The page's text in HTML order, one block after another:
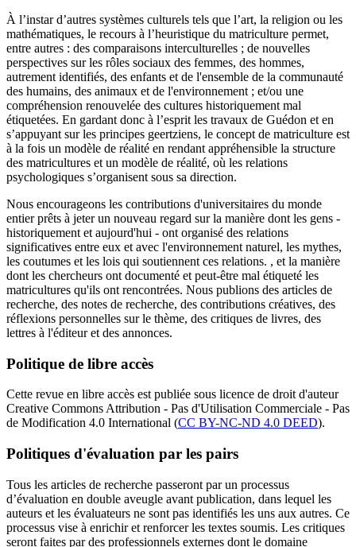
À l’instar d’autres systèmes culturels tels que l’art, la religion ou les
mathématiques, le recours à l’heuristique du matriculture permet,
entre autres : des comparaisons interculturelles ; de nouvelles
perspectives sur les rôles sociaux des femmes, des hommes,
autrement identifiés, des enfants et de l'ensemble de la communauté
des humains, des animaux et de l'environnement ; et/ou une
compréhension renouvelée des cultures historiquement mal
étiquetées. En gardant donc à l’esprit les travaux de Guédon et en
s’appuyant sur les principes geertziens, le concept de matriculture est
à la fois un modèle de réalité en rendant appréhensible la structure
des matricultures et un modèle de réalité, où les relations
psychologiques s’organisent sous sa direction.
Nous encourageons les contributions d'universitaires du monde
entier prêts à jeter un nouveau regard sur la manière dont les gens -
historiquement et aujourd'hui - ont organisé des relations
significatives entre eux et avec l'environnement naturel, les mythes,
les coutumes et les lois qui soutiennent ces relations. , et la manière
dont les chercheurs ont documenté et peut-être mal étiqueté les
matricultures qu'ils ont rencontrées. Nous publions des articles de
recherche, des notes de recherche, des contributions créatives, des
réflexions personnelles sur le thème, des critiques de livres, des
lettres à l'éditeur et des annonces.
Politique de libre accès
Cette revue en libre accès est publiée sous licence de droit d'auteur
Creative Commons Attribution - Pas d'Utilisation Commerciale - Pas
de Modification 4.0 International (CC BY-NC-ND 4.0 DEED).
Politiques d'évaluation par les pairs
Tous les articles de recherche passeront par un processus
d’évaluation en double aveugle avant publication, dans lequel les
auteurs et les évaluateurs ne sont pas identifiés les uns aux autres. Ce
processus vise à enrichir et renforcer les textes soumis. Les critiques
seront faites par des professionnels externes dont le domaine